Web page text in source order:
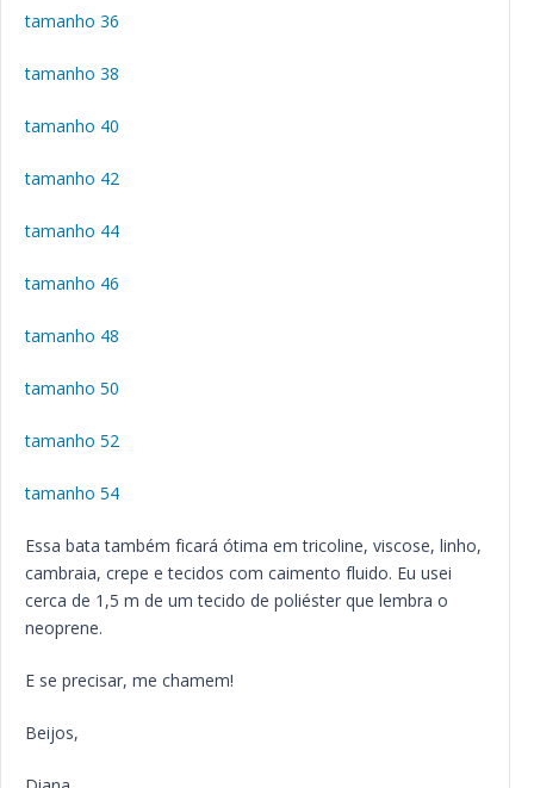
tamanho 36
tamanho 38
tamanho 40
tamanho 42
tamanho 44
tamanho 46
tamanho 48
tamanho 50
tamanho 52
tamanho 54
Essa bata também ficará ótima em tricoline, viscose, linho,
cambraia, crepe e tecidos com caimento fluido. Eu usei
cerca de 1,5 m de um tecido de poliéster que lembra o
neoprene.
E se precisar, me chamem!
Beijos,